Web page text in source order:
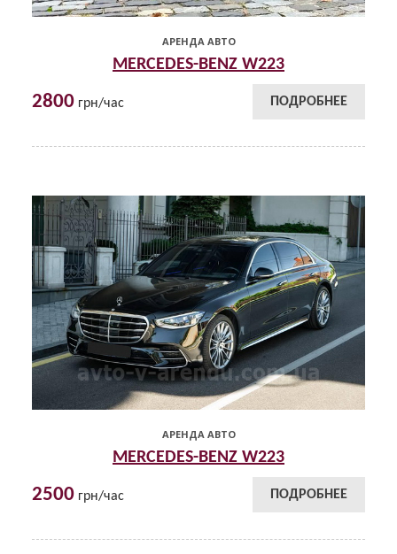
АРЕНДА АВТО
MERCEDES-BENZ W223
2800 грн/час ПОДРОБНЕЕ
АРЕНДА АВТО
MERCEDES-BENZ W223
2500 грн/час ПОДРОБНЕЕ